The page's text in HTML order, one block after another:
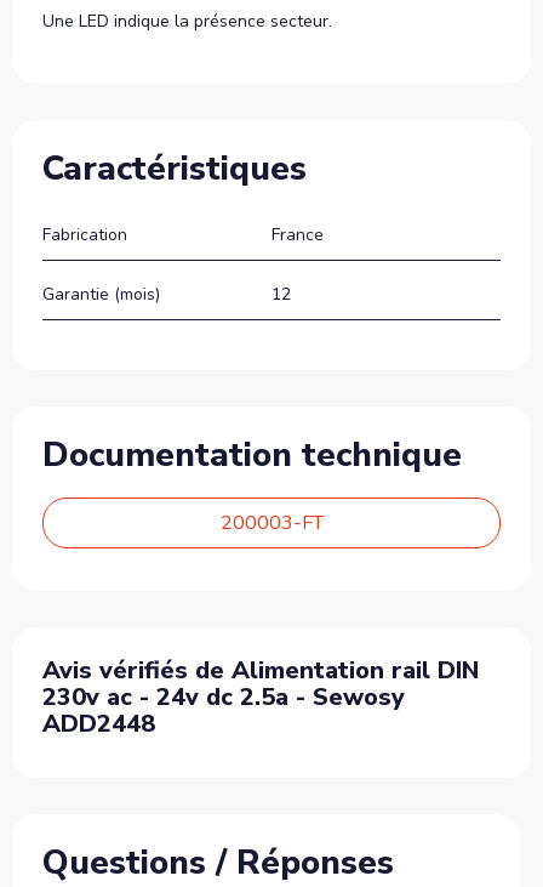
Une LED indique la présence secteur.
Caractéristiques
Fabrication France
Garantie (mois) 12
Documentation technique
200003-FT
Avis vérifiés de Alimentation rail DIN
230v ac - 24v dc 2.5a - Sewosy
ADD2448
Questions / Réponses